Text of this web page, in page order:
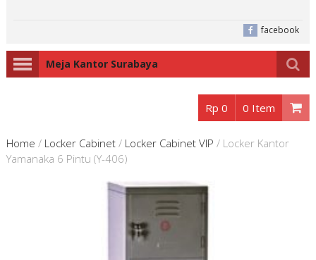
facebook
Meja Kantor Surabaya
Rp 0 0 Item
Home / Locker Cabinet/ Locker Cabinet VIP / Locker Kantor
Yamanaka 6 Pintu (Y-406)